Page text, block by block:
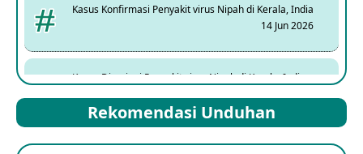
Kasus Konfirmasi Penyakit virus Nipah di Kerala, India
14 Jun 2026
Kasus Dicurigai Penyakit virus Nipah di Kerala, India
Mpox Clade 1b di Taiwan
Rekomendasi Unduhan